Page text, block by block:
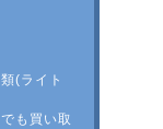
(ライト
も買い取